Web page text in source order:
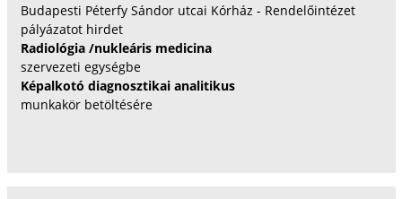
Budapesti Péterfy Sándor utcai Kórház - Rendelőintézet
pályázatot hirdet
Radiológia /nukleáris medicina
szervezeti egységbe
Képalkotó diagnosztikai analitikus
munkakör betöltésére